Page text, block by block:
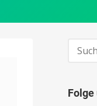
Suche
Folge